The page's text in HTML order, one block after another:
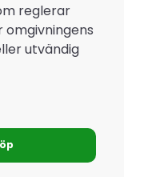
reglerar
utvändig